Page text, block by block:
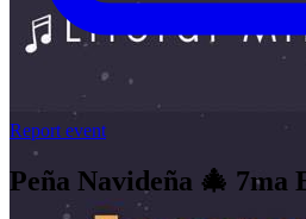
Report event
Peña Navideña 🎄 7ma